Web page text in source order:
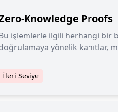
Knowledge Proofs
işlemlerle ilgili herhangi bir
yönelik kanıtlar,
İleri Seviye